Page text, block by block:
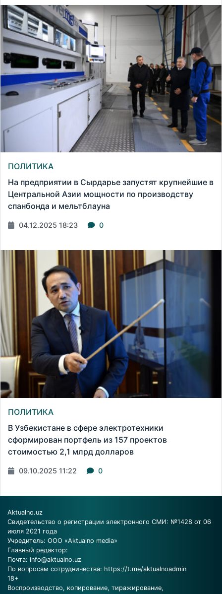
ПОЛИТИКА
На предприятии в Сырдарье запустят крупнейшие в
Центральной Азии мощности по производству
спанбонда и мельтблауна
04.12.2025 18:23 0
ПОЛИТИКА
В Узбекистане в сфере электротехники
сформирован портфель из 157 проектов
стоимостью 2,1 млрд долларов
09.10.2025 11:22 0
Aktualno.uz
Свидетельство о регистрации электронного СМИ: №1428 от 06
июля 2021 года
Учредитель: ООО «Aktualno media»
Главный редактор:
Почта: info@aktualno.uz
По вопросам сотрудничества: https://t.me/aktualnoadmin
18+
Воспроизводство, копирование, тиражирование,